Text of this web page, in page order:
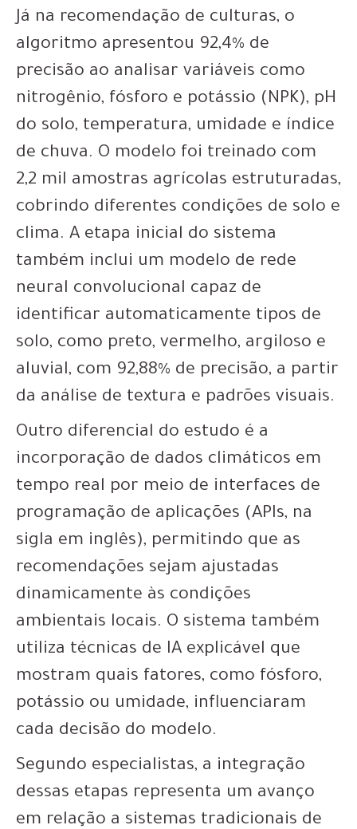
Já na recomendação de culturas, o
algoritmo apresentou 92,4% de
precisão ao analisar variáveis como
nitrogênio, fósforo e potássio (NPK), pH
do solo, temperatura, umidade e índice
de chuva. O modelo foi treinado com
2,2 mil amostras agrícolas estruturadas,
cobrindo diferentes condições de solo e
clima. A etapa inicial do sistema
também inclui um modelo de rede
neural convolucional capaz de
identificar automaticamente tipos de
solo, como preto, vermelho, argiloso e
aluvial, com 92,88% de precisão, a partir
da análise de textura e padrões visuais.
Outro diferencial do estudo é a
incorporação de dados climáticos em
tempo real por meio de interfaces de
programação de aplicações (APIs, na
sigla em inglês), permitindo que as
recomendações sejam ajustadas
dinamicamente às condições
ambientais locais. O sistema também
utiliza técnicas de IA explicável que
mostram quais fatores, como fósforo,
potássio ou umidade, influenciaram
cada decisão do modelo.
Segundo especialistas, a integração
dessas etapas representa um avanço
em relação a sistemas tradicionais de